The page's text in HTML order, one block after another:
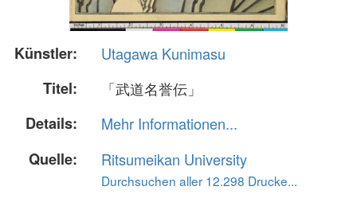
Künstler:
Utagawa Kunimasu
Titel:
「武道名誉伝」
Details:
Mehr Informationen...
Quelle:
Ritsumeikan University
Durchsuchen aller 12.298 Drucke...